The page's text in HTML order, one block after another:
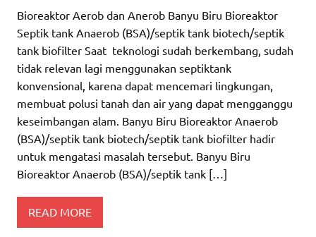
Bioreaktor Aerob dan Anerob Banyu Biru Bioreaktor
Septik tank Anaerob (BSA)/septik tank biotech/septik
tank biofilter Saat teknologi sudah berkembang, sudah
tidak relevan lagi menggunakan septiktank
konvensional, karena dapat mencemari lingkungan,
membuat polusi tanah dan air yang dapat mengganggu
keseimbangan alam. Banyu Biru Bioreaktor Anaerob
(BSA)/septik tank biotech/septik tank biofilter hadir
untuk mengatasi masalah tersebut. Banyu Biru
Bioreaktor Anaerob (BSA)/septik tank […]
READ MORE